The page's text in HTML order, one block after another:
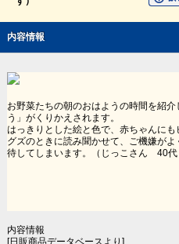
内容情報
お野菜たちの朝のおはようの時間を紹
う」がくりかえされます。
はっきりとした絵と色で、赤ちゃんに
グズのときに読み聞かせて、ご機嫌が
待してしまいます。（じっこさん 40
内容情報